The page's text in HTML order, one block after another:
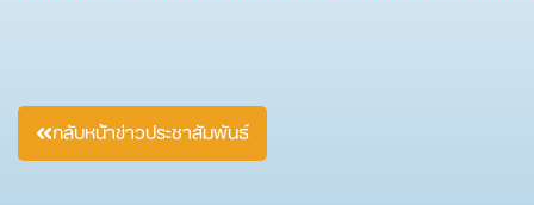
กลับหน้าข่าวประชาสัมพันธ์